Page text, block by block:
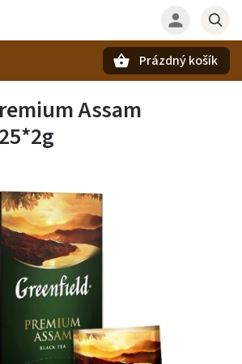
Prázdný košík
Assam